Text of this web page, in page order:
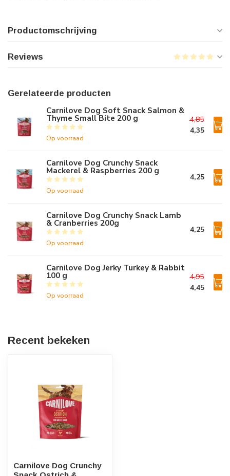
Productomschrijving
Reviews
Gerelateerde producten
Carnilove Dog Soft Snack Salmon &
Thyme Small Bite 200 g
Op voorraad
4,85
4,35
Carnilove Dog Crunchy Snack
Mackerel & Raspberries 200 g
Op voorraad
4,25
Carnilove Dog Crunchy Snack Lamb
& Cranberries 200g
Op voorraad
4,25
Carnilove Dog Jerky Turkey & Rabbit
100 g
Op voorraad
4,95
4,45
Recent bekeken
Carnilove Dog Crunchy